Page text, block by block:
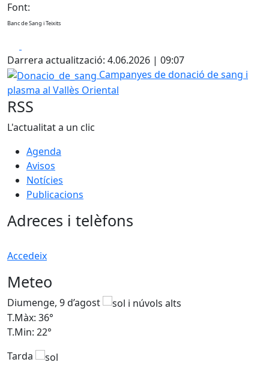
Font:
Banc de Sang i Teixits
Darrera actualització: 4.06.2026 | 09:07
Donacio_de_sang
Campanyes de donació de sang i
plasma al Vallès Oriental
RSS
L'actualitat a un clic
Agenda
Avisos
Notícies
Publicacions
Adreces i telèfons
Accedeix
Meteo
Diumenge, 9 d’agost
T.Màx: 36°
T.Min: 22°
Tarda